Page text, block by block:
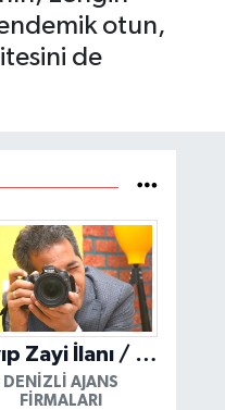
otun,
de
Kayıp Zayi İlanı / Mutlu Ajans / Denizli
DENIZLI AJANS
FIRMALARI